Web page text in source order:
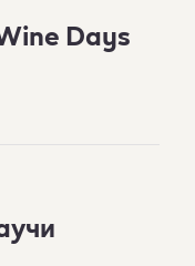
Days​